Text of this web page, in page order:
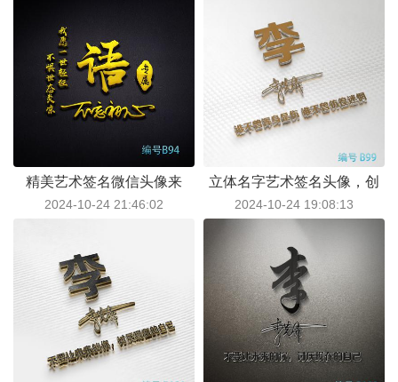
精美艺术签名微信头像来
袭，大大的姓氏专属，绽放
2024-10-24 21:46:02
立体名字艺术签名头像，创
意无限，为你打造专属个性
标识
2024-10-24 19:08:13